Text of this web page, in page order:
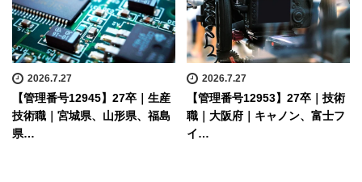
2026.7.27
【管理番号12945】27卒｜生産
技術職｜宮城県、山形県、福島
県…
2026.7.27
【管理番号12953】27卒｜技術
職｜大阪府｜キャノン、富士フ
イ…